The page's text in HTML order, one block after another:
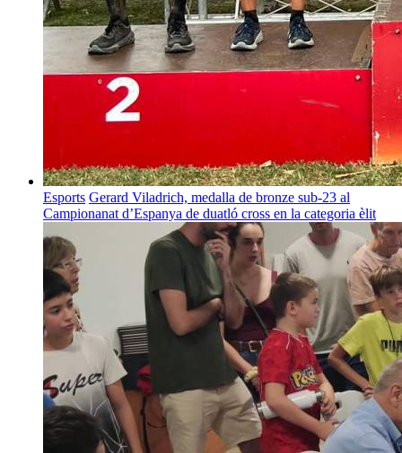
Esports Gerard Viladrich, medalla de bronze sub-23 al
Campionanat d’Espanya de duatló cross en la categoria èlit